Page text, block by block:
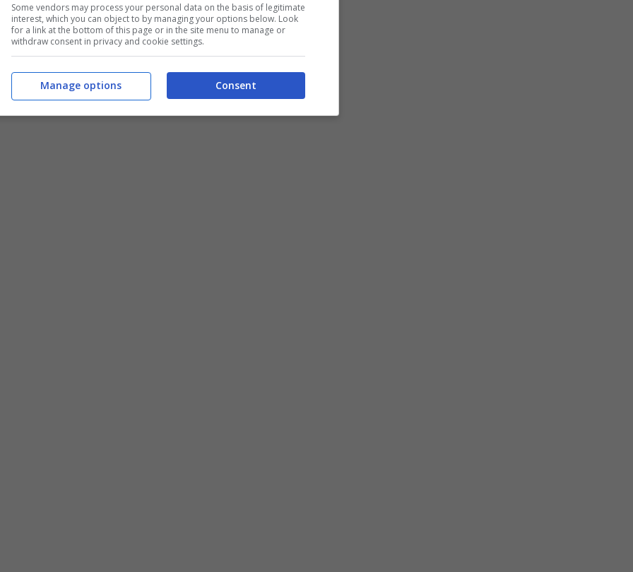
Some vendors may process your personal data on the basis of legitimate
interest, which you can object to by managing your options below. Look
for a link at the bottom of this page or in the site menu to manage or
withdraw consent in privacy and cookie settings.
Consent
Manage options